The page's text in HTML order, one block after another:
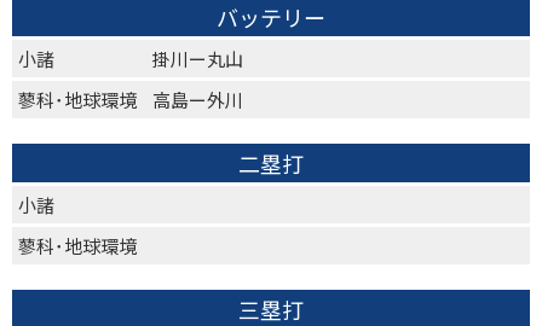
バッテリー
小諸
掛川ー丸山
蓼科･地球環境
高島ー外川
二塁打
小諸
蓼科･地球環境
三塁打